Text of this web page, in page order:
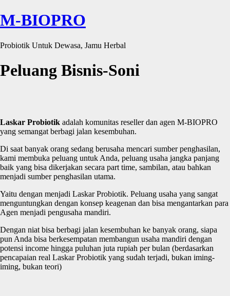
M-BIOPRO
Probiotik Untuk Dewasa, Jamu Herbal
Peluang Bisnis-Soni
Laskar Probiotik adalah komunitas reseller dan agen M-BIOPRO
yang semangat berbagi jalan kesembuhan.
Di saat banyak orang sedang berusaha mencari sumber penghasilan,
kami membuka peluang untuk Anda, peluang usaha jangka panjang
baik yang bisa dikerjakan secara part time, sambilan, atau bahkan
menjadi sumber penghasilan utama.
Yaitu dengan menjadi Laskar Probiotik. Peluang usaha yang sangat
menguntungkan dengan konsep keagenan dan bisa mengantarkan para
Agen menjadi pengusaha mandiri.
Dengan niat bisa berbagi jalan kesembuhan ke banyak orang, siapa
pun Anda bisa berkesempatan membangun usaha mandiri dengan
potensi income hingga puluhan juta rupiah per bulan (berdasarkan
pencapaian real Laskar Probiotik yang sudah terjadi, bukan iming-
iming, bukan teori)